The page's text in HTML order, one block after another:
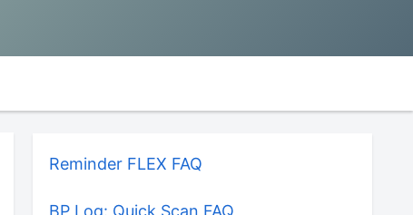
Reminder FLEX FAQ
BP Log: Quick Scan FAQ